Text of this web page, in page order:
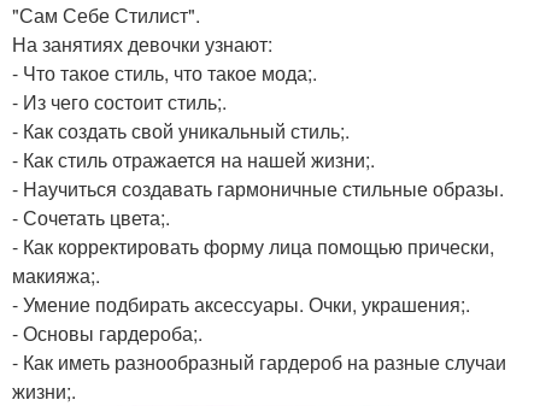
"Сам Себе Стилист".
На занятиях девочки узнают:
- Что такое стиль, что такое мода;.
- Из чего состоит стиль;.
- Как создать свой уникальный стиль;.
- Как стиль отражается на нашей жизни;.
- Научиться создавать гармоничные стильные образы.
- Сочетать цвета;.
- Как корректировать форму лица помощью прически,
макияжа;.
- Умение подбирать аксессуары. Очки, украшения;.
- Основы гардероба;.
- Как иметь разнообразный гардероб на разные случаи
жизни;.